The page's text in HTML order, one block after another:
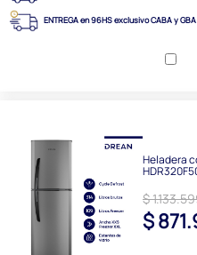
ENTREGA en 96HS exclusivo CABA y GBA
Heladera
$
$